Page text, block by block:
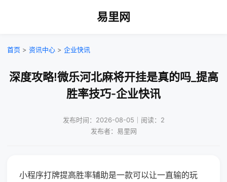
易里网
首页 > 资讯中心 > 企业快讯
深度攻略!微乐河北麻将开挂是真的吗_提高
胜率技巧-企业快讯
发布时间：2026-08-05｜阅读：2
发布者：易里网
小程序打牌提高胜率辅助是一款可以让一直输的玩